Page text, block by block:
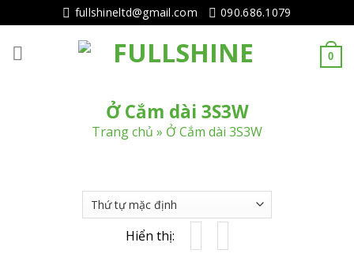
tục
tới
fullshineltd@gmail.com 090.686.1079
0
Ở Cắm dài 3S3W
Trang chủ » Ở Cắm dài 3S3W
Hiển thị: